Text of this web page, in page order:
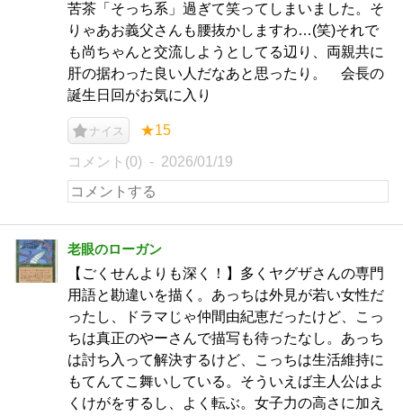
苦茶「そっち系」過ぎて笑ってしまいました。そ
りゃあお義父さんも腰抜かしますわ…(笑)それで
も尚ちゃんと交流しようとしてる辺り、両親共に
肝の据わった良い人だなあと思ったり。 会長の
誕生日回がお気に入り
ナイス ★15
コメント(0) 2026/01/19
老眼のローガン
【ごくせんよりも深く！】多くヤグザさんの専門
用語と勘違いを描く。あっちは外見が若い女性だ
ったし、ドラマじゃ仲間由紀恵だったけど、こっ
ちは真正のやーさんで描写も待ったなし。あっち
は討ち入って解決するけど、こっちは生活維持に
もてんてこ舞いしている。そういえば主人公はよ
くけがをするし、よく転ぶ。女子力の高さに加え